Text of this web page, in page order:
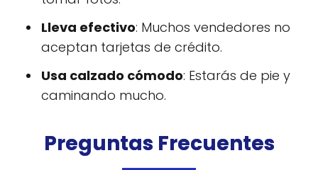
Lleva efectivo: Muchos vendedores no
aceptan tarjetas de crédito.
Usa calzado cómodo: Estarás de pie y
caminando mucho.
Preguntas Frecuentes